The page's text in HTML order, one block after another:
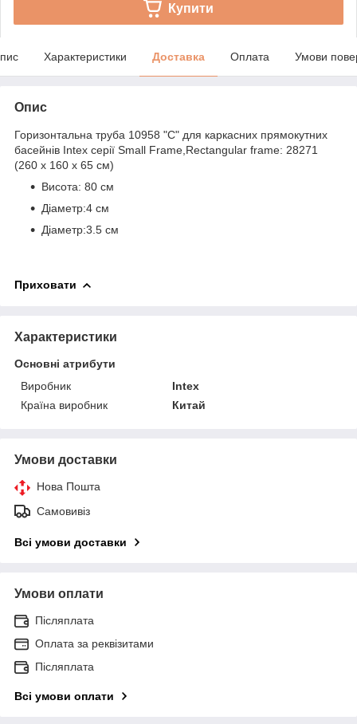
Купити
Характеристики Доставка Оплата Умови
Опис
Горизонтальна труба 10958 "C" для каркасних прямокутних
басейнів Intex серії Small Frame,Rectangular frame: 28271
(260 х 160 х 65 см)
Висота: 80 ​​см
Діаметр:4 см
Діаметр:3.5 см
Приховати
Характеристики
Основні атрибути
Виробник
Intex
Країна виробник
Китай
Умови доставки
Нова Пошта
Самовивіз
Всі умови доставки
Умови оплати
Післяплата
Оплата за реквізитами
Післяплата
Всі умови оплати